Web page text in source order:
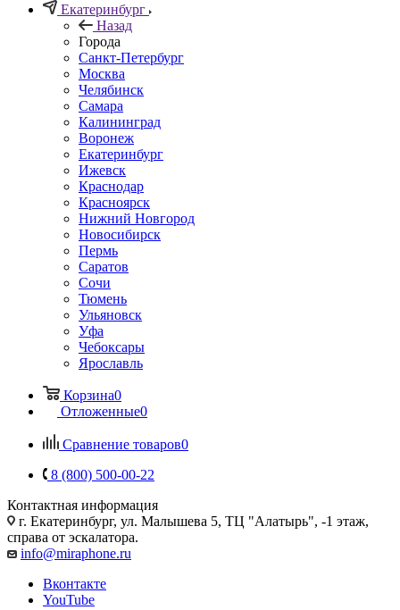
Екатеринбург
Назад
Города
Санкт-Петербург
Москва
Челябинск
Самара
Калининград
Воронеж
Екатеринбург
Ижевск
Краснодар
Красноярск
Нижний Новгород
Новосибирск
Пермь
Саратов
Сочи
Тюмень
Ульяновск
Уфа
Чебоксары
Ярославль
Корзина0
Отложенные0
Сравнение товаров0
8 (800) 500-00-22
Контактная информация
г. Екатеринбург, ул. Малышева 5, ТЦ "Алатырь", -1 этаж,
справа от эскалатора.
info@miraphone.ru
Вконтакте
YouTube